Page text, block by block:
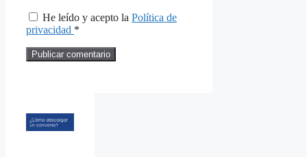
He leído y acepto la Política de
privacidad *